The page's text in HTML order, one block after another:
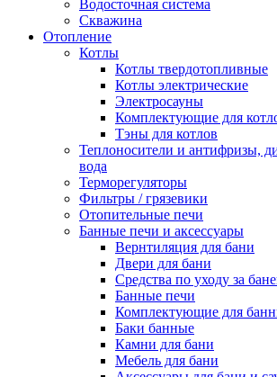
Водосточная система
Скважина
Отопление
Котлы
Котлы твердотопливные
Котлы электрические
Электросауны
Комплектующие для
Тэны для котлов
Теплоносители и антифризы,
вода
Терморегуляторы
Фильтры / грязевики
Отопительные печи
Банные печи и аксессуары
Вернтиляция для бани
Двери для бани
Средства по уходу за
Банные печи
Комплектующие для
Баки банные
Камни для бани
Мебель для бани